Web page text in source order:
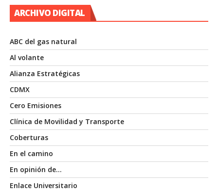
ARCHIVO DIGITAL
ABC del gas natural
Al volante
Alianza Estratégicas
CDMX
Cero Emisiones
Clínica de Movilidad y Transporte
Coberturas
En el camino
En opinión de…
Enlace Universitario